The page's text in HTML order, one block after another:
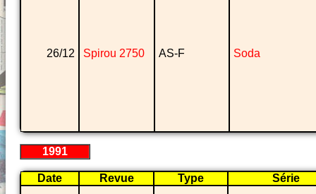
26/12 Spirou 2750 AS-F Soda
1991
Date Revue Type Série